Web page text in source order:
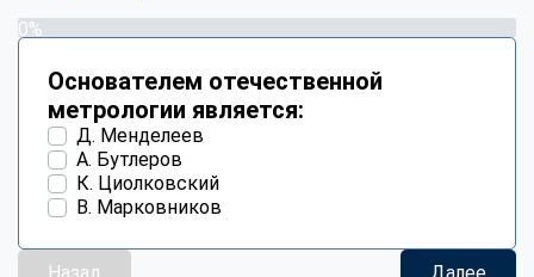
0%
Основателем отечественной
метрологии является:
Д. Менделеев
А. Бутлеров
К. Циолковский
В. Марковников